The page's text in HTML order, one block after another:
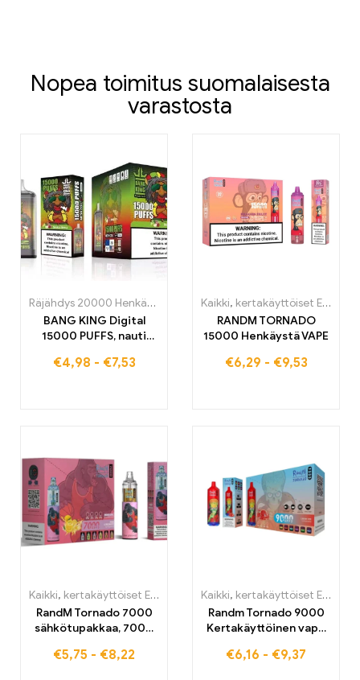
Nopea toimitus suomalaisesta
varastosta
Räjähdys 20000 Henkäystä kertakäyttöiset E-savut,
BANG KING Digital
15000 PUFFS, nauti
kokemuksesta
€4,98 - €7,53
Kaikki, kertakäyttöiset E-savut
RANDM TORNADO
15000 Henkäystä VAPE
€6,29 - €9,53
Kaikki, kertakäyttöiset E-savut
Kertakäyttöiset sähkötupakat
RandM Tornado 7000
sähkötupakkaa, 7000
varastosta
€5,75 - €8,22
Kaikki, kertakäyttöiset E-savut
Randm Tornado 9000
Kertakäyttöinen vape
varastossa
€6,16 - €9,37